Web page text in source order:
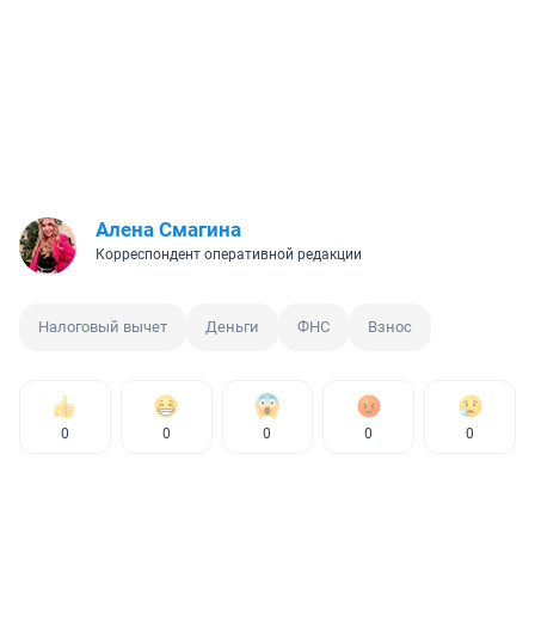
Алена Смагина
Корреспондент оперативной редакции
Налоговый вычет Деньги ФНС Взнос
0 0 0 0 0